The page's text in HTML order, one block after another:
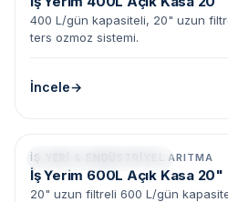
400 L/gün kapasiteli, 20" uzun
ters ozmoz sistemi.
İncele
600 L/gün • 20" Filtreler
İŞ YERI & ENDÜSTRIYEL ARITMA
İş Yerim 600L Açık Kasa 20"
20" uzun filtreli 600 L/gün